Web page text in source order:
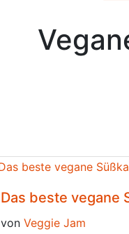
Das beste vegane
von Veggie Jam